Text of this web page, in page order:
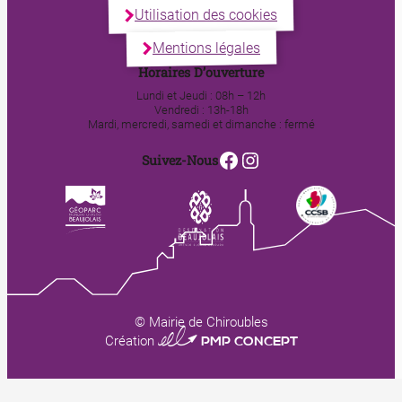
Utilisation des cookies
Mentions légales
Horaires D’ouverture
Lundi et Jeudi : 08h – 12h
Vendredi : 13h-18h
Mardi, mercredi, samedi et dimanche : fermé
Suivez-NousFacebook
Instagram
© Mairie de Chiroubles
Création 0123 PMP CONCEPT